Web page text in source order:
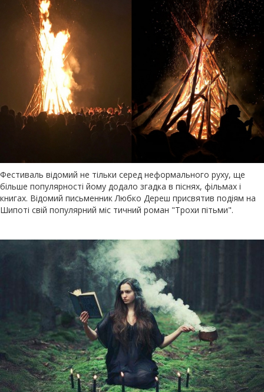
Фестиваль відомий не тільки серед неформального руху, ще
більше популярності йому додало згадка в піснях, фільмах і
книгах. Відомий письменник Любко Дереш присвятив подіям на
Шипоті свій популярний міс тичний роман "Трохи пітьми".